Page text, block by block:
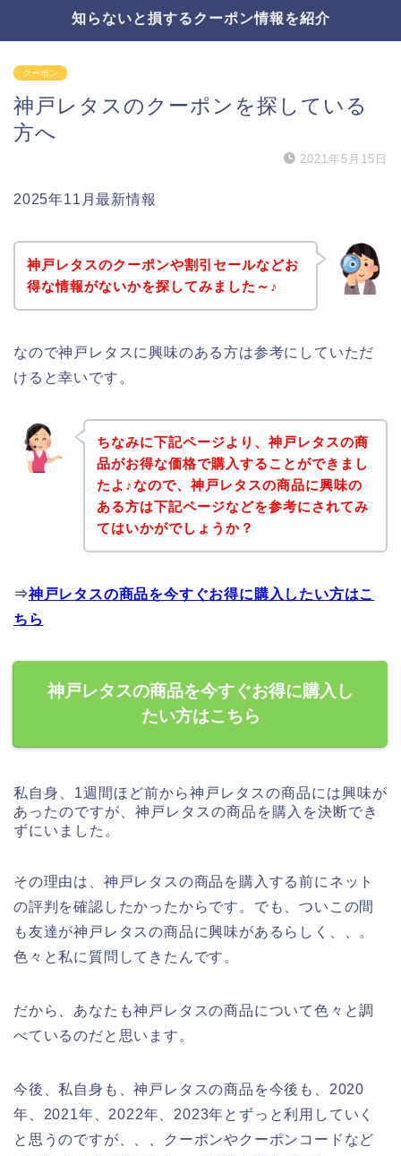
知らないと損するクーポン情報を紹介
クーポン
神戸レタスのクーポンを探している
方へ
2021年5月15日
2025年11月最新情報
神戸レタスのクーポンや割引セールなどお
得な情報がないかを探してみました～♪
なので神戸レタスに興味のある方は参考にしていただ
けると幸いです。
ちなみに下記ページより、神戸レタスの商
品がお得な価格で購入することができまし
たよ♪なので、神戸レタスの商品に興味の
ある方は下記ページなどを参考にされてみ
てはいかがでしょうか？
⇒神戸レタスの商品を今すぐお得に購入したい方はこ
ちら
神戸レタスの商品を今すぐお得に購入し
たい方はこちら
私自身、1週間ほど前から神戸レタスの商品には興味が
あったのですが、神戸レタスの商品を購入を決断でき
ずにいました。
その理由は、神戸レタスの商品を購入する前にネット
の評判を確認したかったからです。でも、ついこの間
も友達が神戸レタスの商品に興味があるらしく、、。
色々と私に質問してきたんです。
だから、あなたも神戸レタスの商品について色々と調
べているのだと思います。
今後、私自身も、神戸レタスの商品を今後も、2020
年、2021年、2022年、2023年とずっと利用していく
と思うのですが、、、クーポンやクーポンコードなど